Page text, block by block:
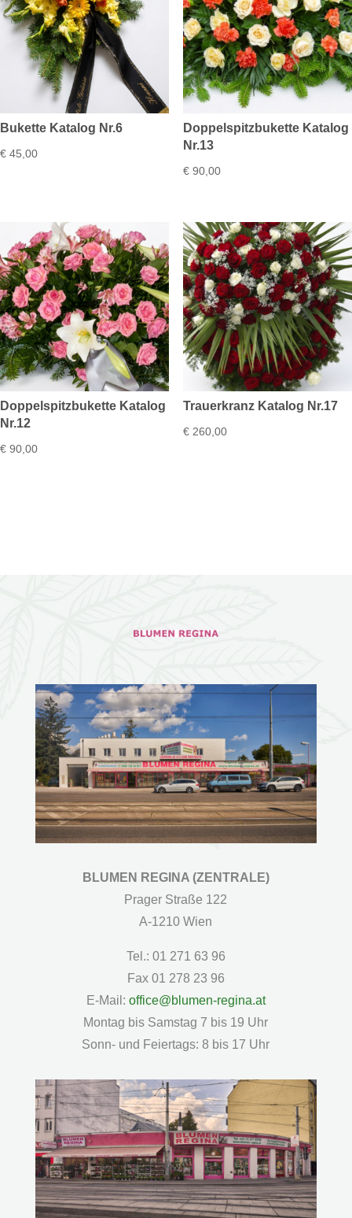
Bukette Katalog Nr.6
€ 45,00
Doppelspitzbukette Katalog
Nr.13
€90,00
Doppelspitzbukette Katalog
Nr.12
€ 90,00
Trauerkranz Katalog Nr.17
€260,00
BLUMEN REGINA (ZENTRALE)
Prager Straße 122
A-1210 Wien
Tel.: 01 271 63 96
Fax 01 278 23 96
E-Mail: office@blumen-regina.at
Montag bis Samstag 7 bis 19 Uhr
Sonn- und Feiertags: 8 bis 17 Uhr